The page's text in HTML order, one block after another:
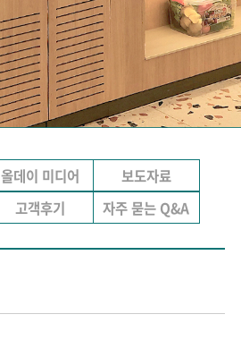
올데이 미디어
보도자료
고객후기 자주 묻는 Q&A